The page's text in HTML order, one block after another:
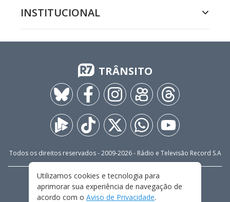
INSTITUCIONAL
TRÂNSITO
Todos os direitos reservados - 2009-2026- Rádio e Televisão Record S.A
FALE CONOSCO
PRIVACIDADE
TERMOS E CONDIÇÕES DE USO
Utilizamos cookies e tecnologia para
aprimorar sua experiência de navegação de
acordo com o Aviso de Privacidade.